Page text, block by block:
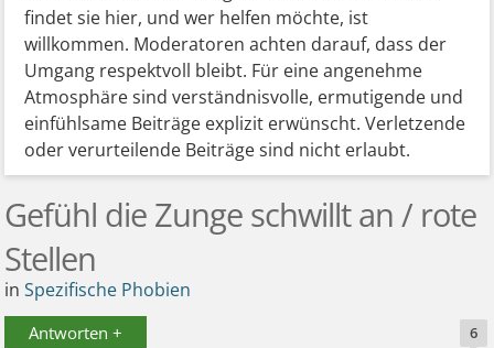
findet sie hier, und wer helfen möchte, ist
willkommen. Moderatoren achten darauf, dass der
Umgang respektvoll bleibt. Für eine angenehme
Atmosphäre sind verständnisvolle, ermutigende und
einfühlsame Beiträge explizit erwünscht. Verletzende
oder verurteilende Beiträge sind nicht erlaubt.
Gefühl die Zunge schwillt an / rote
Stellen
inSpezifische Phobien
Antworten + 6